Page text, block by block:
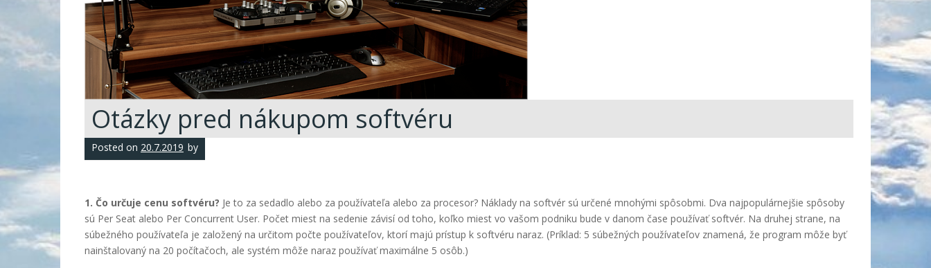
Otázky pred nákupom softvéru
Posted on 20.7.2019 by
1. Čo určuje cenu softvéru? Je to za sedadlo alebo za používateľa alebo za procesor? Náklady na softvér sú určené mnohými spôsobmi. Dva najpopulárnejšie spôsoby
sú Per Seat alebo Per Concurrent User. Počet miest na sedenie závisí od toho, koľko miest vo vašom podniku bude v danom čase používať softvér. Na druhej strane, na
súbežného používateľa je založený na určitom počte používateľov, ktorí majú prístup k softvéru naraz. (Príklad: 5 súbežných používateľov znamená, že program môže byť
nainštalovaný na 20 počítačoch, ale systém môže naraz používať maximálne 5 osôb.)